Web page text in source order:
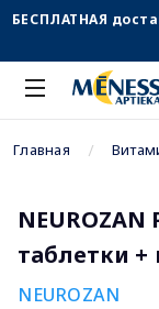
БЕСПЛАТНАЯ
Главная
NEUROZAN
таблетки +
NEUROZAN